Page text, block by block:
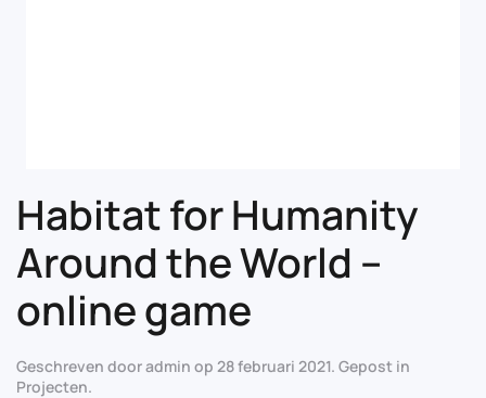
Habitat for Humanity
Around the World –
online game
Geschreven dooradmin op 28 februari 2021. Gepost in
Projecten.